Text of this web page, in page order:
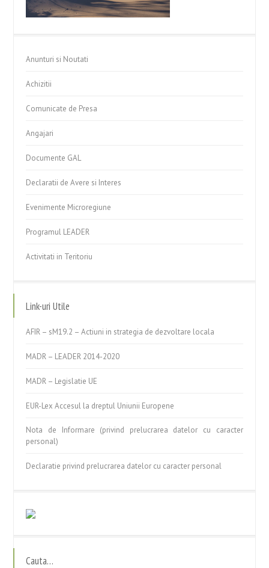
Anunturi si Noutati
Achizitii
Comunicate de Presa
Angajari
Documente GAL
Declaratii de Avere si Interes
Evenimente Microregiune
Programul LEADER
Activitati in Teritoriu
Link-uri Utile
AFIR – sM19.2 – Actiuni in strategia de dezvoltare locala
MADR – LEADER 2014-2020
MADR – Legislatie UE
EUR-Lex Accesul la dreptul Uniunii Europene
Nota de Informare (privind prelucrarea datelor cu caracter
personal)
Declaratie privind prelucrarea datelor cu caracter personal
Cauta…